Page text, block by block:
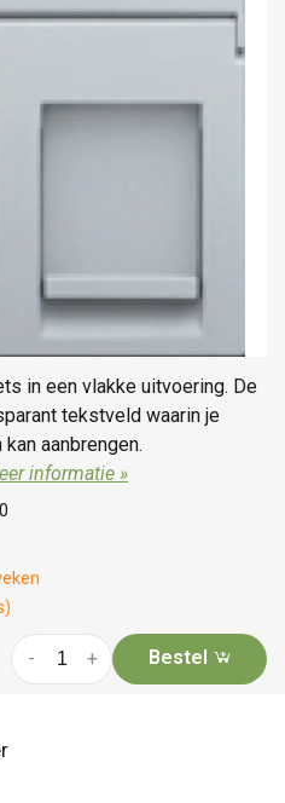
in een vlakke uitvoering. De
tekstveld waarin je
aanbrengen.
informatie »
+
- Bestel